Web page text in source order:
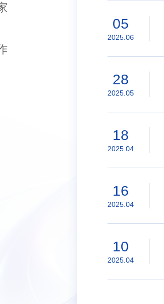
05
2025.06
28
2025.05
18
2025.04
16
2025.04
10
2025.04